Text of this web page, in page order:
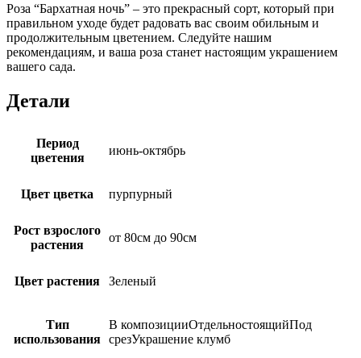
Роза “Бархатная ночь” – это прекрасный сорт, который при
правильном уходе будет радовать вас своим обильным и
продолжительным цветением. Следуйте нашим
рекомендациям, и ваша роза станет настоящим украшением
вашего сада.
Детали
Период
цветения
июнь-октябрь
Цвет цветка пурпурный
Рост взрослого
растения
от 80см до 90см
Цвет растения Зеленый
Тип
использования
В композицииОтдельностоящийПод
срезУкрашение клумб